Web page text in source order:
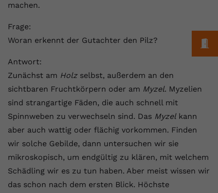
machen.
Frage:
Woran erkennt der Gutachter den Pilz?
Antwort:
Zunächst am Holzselbst, außerdem an den
sichtbaren Fruchtkörpern oder am Myzel. Myzelien
sind strangartige Fäden, die auch schnell mit
Spinnweben zu verwechseln sind. Das Myzelkann
aber auch wattig oder flächig vorkommen. Finden
wir solche Gebilde, dann untersuchen wir sie
mikroskopisch, um endgültig zu klären, mit welchem
Schädling wir es zu tun haben. Aber meist wissen wir
das schon nach dem ersten Blick. Höchste
yt-remote-device-id
Laufzeit Session
Zweck
YouTube setzt diesen Cookie, um die
speichern, der eingebettete YouTube-
Videos verwendet.
yt.innertube::requests
Anbieter youtube.com